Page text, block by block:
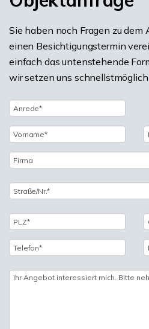
Sie haben noch Fragen zu dem
einen Besichtigungstermin
einfach das untenstehende
wir setzen uns